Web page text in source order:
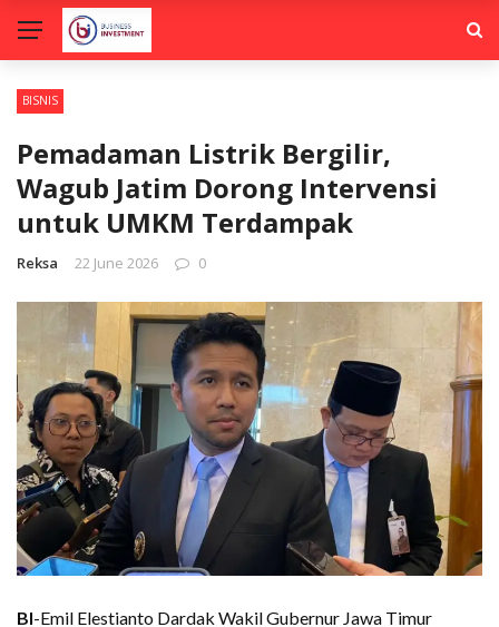
BISNIS
Pemadaman Listrik Bergilir,
Wagub Jatim Dorong Intervensi
untuk UMKM Terdampak
Reksa 22 June 2026 0
BI-Emil Elestianto Dardak Wakil Gubernur Jawa Timur